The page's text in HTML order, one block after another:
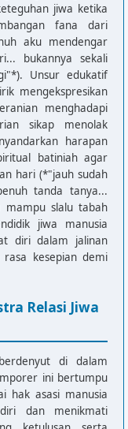
jiwa ketika
fana dari
aku mendengar
bukannya sekali
Unsur edukatif
mengekspresikan
menghadapi
sikap menolak
harapan
batiniah agar
hari (*"jauh sudah
tanda tanya...
slalu tabah
jiwa manusia
diri dalam jalinan
rasa kesepian demi
Relasi Jiwa
di dalam
ini bertumpu
hak asasi manusia
dan menikmati